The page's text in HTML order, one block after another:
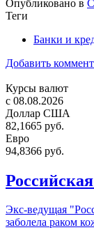
Опубликовано в
Теги
Банки и
Добавить
Курсы валют
c 08.08.2026
Доллар США
82,1665 руб.
Евро
94,8366 руб.
Российская
Экс-ведущая
заболела раком